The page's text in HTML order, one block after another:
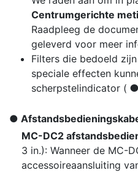
Centrumgerichte
Raadpleeg de
geleverd voor meer
Filters die bedoeld
speciale effecten
scherpstelindicator ( I
MC-DC2
3 in.): Wanneer de MC-
accessoireaansluiting